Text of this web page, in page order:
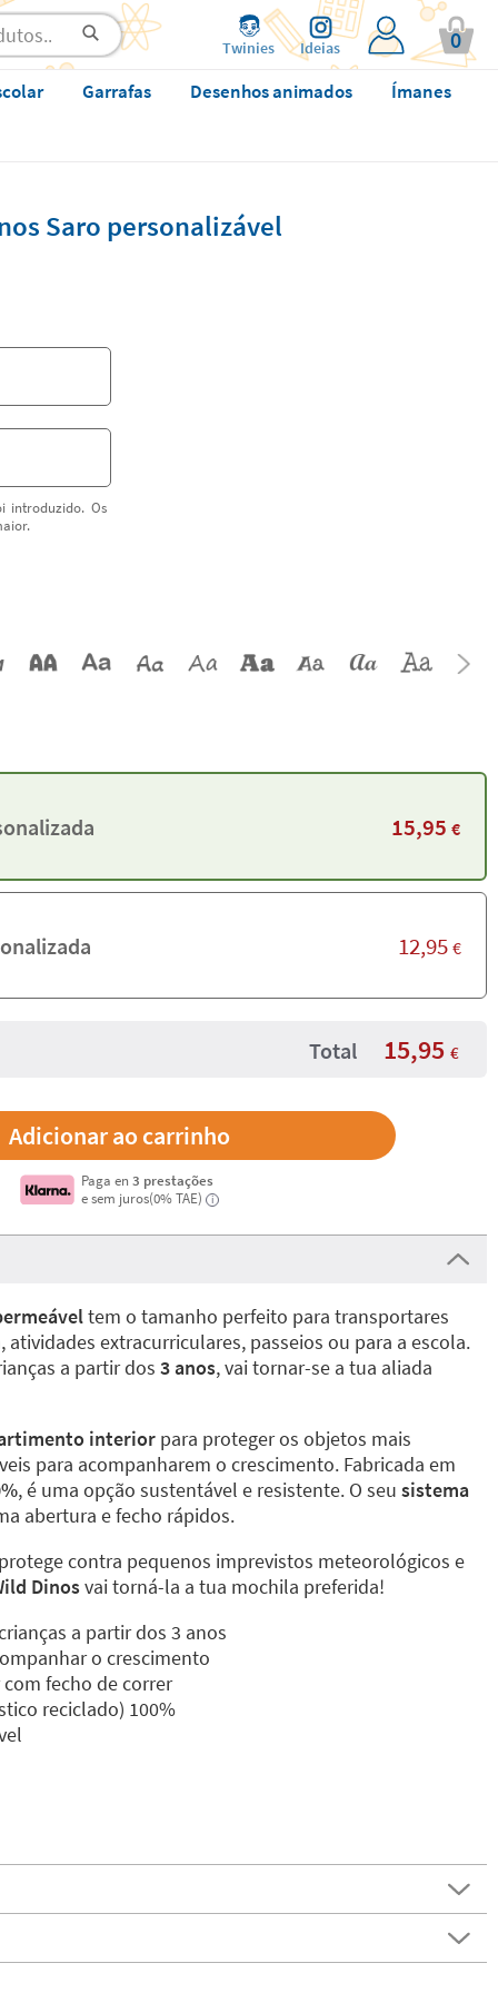
Twinies Ideias 0
Garrafas Desenhos animados
Ímanes
Saro personalizável
introduzido. Os
15,95 €
12,95 €
Total 15,95 €
Paga en3 prestações
e sem juros(0% TAE)
i
tem o tamanho perfeito para transportares
extracurriculares, passeios ou para a escola.
a partir dos 3 anos, vai tornar-se a tua aliada
interior para proteger os objetos mais
para acompanharem o crescimento. Fabricada em
, é uma opção sustentável e resistente. O seu sistema
abertura e fecho rápidos.
protege contra pequenos imprevistos meteorológicos e
Dinosvai torná-la a tua mochila preferida!
a partir dos 3 anos
o crescimento
fecho de correr
reciclado) 100%